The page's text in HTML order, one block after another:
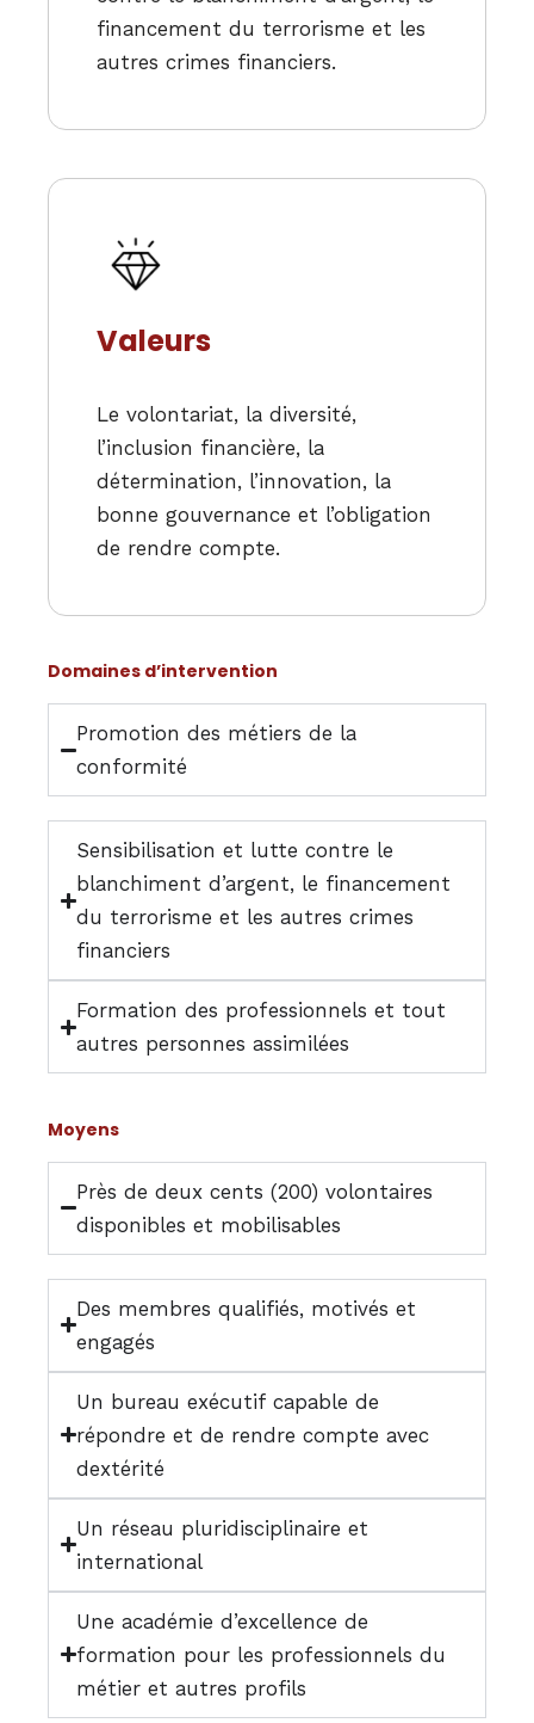
financement du terrorisme et les
autres crimes financiers.
Valeurs
Le volontariat, la diversité,
l’inclusion financière, la
détermination, l’innovation, la
bonne gouvernance et l’obligation
de rendre compte.
Domaines d’intervention
Promotion des métiers de la
conformité
Sensibilisation et lutte contre le
blanchiment d’argent, le financement
du terrorisme et les autres crimes
financiers
Formation des professionnels et tout
autres personnes assimilées
Moyens
Près de deux cents (200) volontaires
disponibles et mobilisables
Des membres qualifiés, motivés et
engagés
Un bureau exécutif capable de
répondre et de rendre compte avec
dextérité
Un réseau pluridisciplinaire et
international
Une académie d’excellence de
formation pour les professionnels du
métier et autres profils
December 23 to 26, 2022
Where
467 Davidson ave
Los Angeles CA 95716